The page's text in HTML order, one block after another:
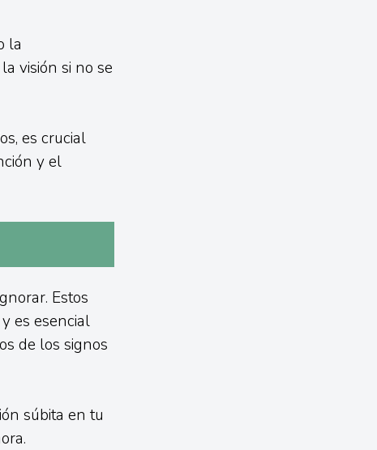
la
visión si no se
es crucial
y el
Estos
es esencial
de los signos
súbita en tu